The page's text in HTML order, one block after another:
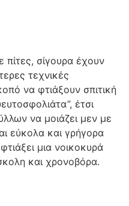
πίτες, σίγουρα έχουν
τεχνικές
να φτιάξουν σπιτική
έτσι
να μοιάζει μεν με
εύκολα και γρήγορα
μια νοικοκυρά
και χρονοβόρα.